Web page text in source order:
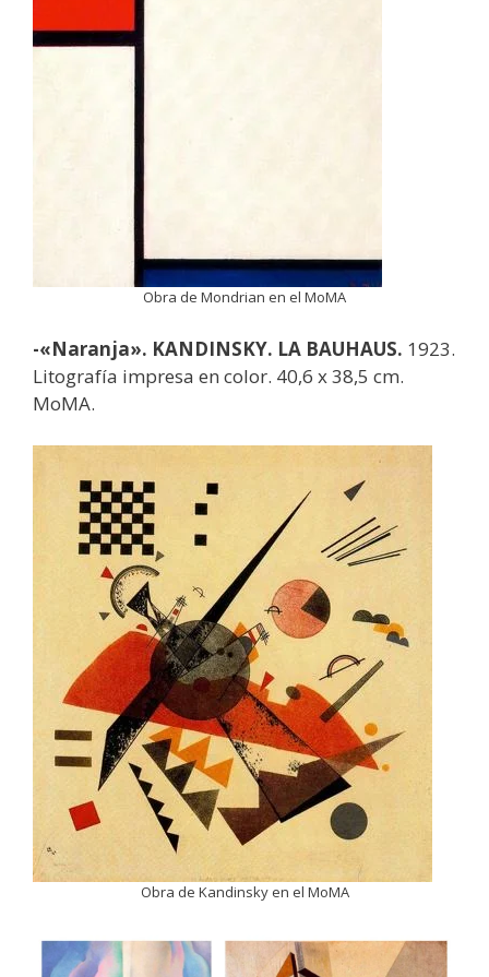
Obra de Mondrian en el MoMA
-«Naranja». KANDINSKY. LA BAUHAUS. 1923.
Litografía impresa en color. 40,6 x 38,5 cm.
MoMA.
Obra de Kandinsky en el MoMA